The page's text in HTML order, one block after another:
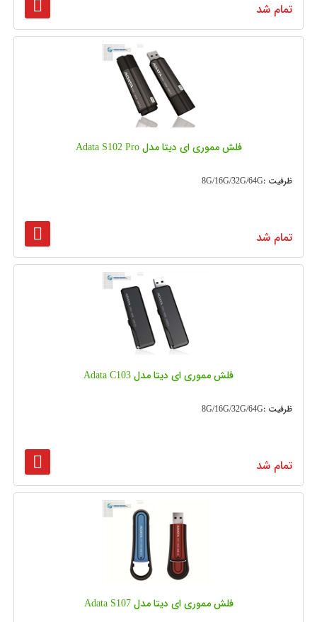
تمام شد
فلش مموری ای دیتا مدل Adata S102 Pro
ظرفیت :8G/16G/32G/64G
تمام شد
فلش مموری ای دیتا مدل Adata C103
ظرفیت :8G/16G/32G/64G
تمام شد
فلش مموری ای دیتا مدل Adata S107